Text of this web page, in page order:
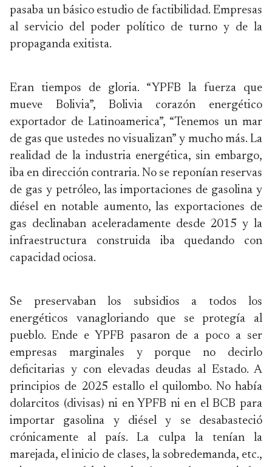
pasaba un básico estudio de factibilidad. Empresas
al servicio del poder político de turno y de la
propaganda exitista.
Eran tiempos de gloria. “YPFB la fuerza que
mueve Bolivia”, Bolivia corazón energético
exportador de Latinoamerica”, “Tenemos un mar
de gas que ustedes no visualizan” y mucho más. La
realidad de la industria energética, sin embargo,
iba en dirección contraria. No se reponían reservas
de gas y petróleo, las importaciones de gasolina y
diésel en notable aumento, las exportaciones de
gas declinaban aceleradamente desde 2015 y la
infraestructura construida iba quedando con
capacidad ociosa.
Se preservaban los subsidios a todos los
energéticos vanagloriando que se protegía al
pueblo. Ende e YPFB pasaron de a poco a ser
empresas marginales y porque no decirlo
deficitarias y con elevadas deudas al Estado. A
principios de 2025 estallo el quilombo. No había
dolarcitos (divisas) ni en YPFB ni en el BCB para
importar gasolina y diésel y se desabasteció
crónicamente al país. La culpa la tenían la
marejada, el inicio de clases, la sobredemanda, etc.,